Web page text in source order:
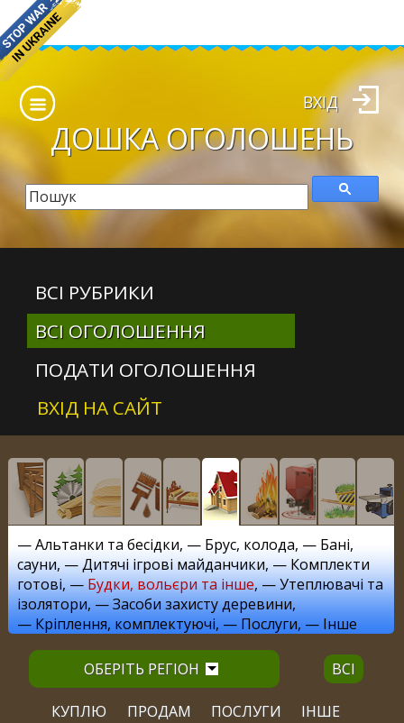
ДОШКАОГОЛОШЕНЬ
ВХІД
ВСІ РУБРИКИ
ВСІ ОГОЛОШЕННЯ
ПОДАТИ ОГОЛОШЕННЯ
ВХІД НА САЙТ
—Альтанки та бесідки, — Брус, колода, — Бані,
сауни, —Дитячі ігрові майданчики, —Комплекти
готові, —Будки, вольєри та інше, —Утеплювачі та
ізолятори, —Засоби захисту деревини,
—Кріплення, комплектуючі, —Послуги, —Інше
ОБЕРІТЬ РЕГІОН ВСІ
КУПЛЮ ПРОДАМ ПОСЛУГИ ІНШЕ